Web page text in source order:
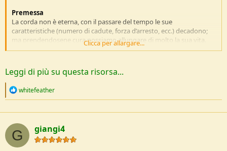
Premessa
La corda non è eterna, con il passare del tempo le sue
caratteristiche (numero di cadute, forza d’arresto, ecc.) decadono;
ma prendendosene cura possiamo allungare di molto la sua vita.
I nemici principali della corda sono: le cadute, l’usura, la sporcizia e i
Cura...
Clicca per allargare...
Leggi di più su questa risorsa...
R
c
t
i
o
n
whitefeather
G giangi4